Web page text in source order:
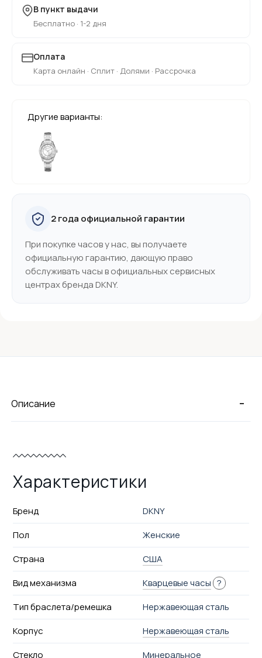
В пункт выдачи
Бесплатно · 1-2 дня
Оплата
Карта онлайн · Сплит · Долями · Рассрочка
Другие варианты:
2 года официальной гарантии
При покупке часов у нас, вы получаете
официальную гарантию, дающую право
обслуживать часы в официальных сервисных
центрах бренда DKNY.
-
Описание
Характеристики
Бренд
DKNY
Пол
Женские
Страна
США
Вид механизма
Кварцевые часы ?
Тип браслета/ремешка
Нержавеющая сталь
Корпус
Нержавеющая сталь
Стекло
Минеральное